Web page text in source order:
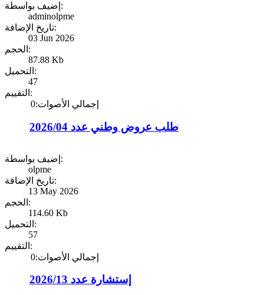
إضيف بواسطة:
adminolpme
تاريخ الإضافة:
03 Jun 2026
الحجم:
87.88 Kb
التحميل:
47
التقييم:
إجمالي الأصوات:0
طلب عروض وطني عدد 2026/04
إضيف بواسطة:
olpme
تاريخ الإضافة:
13 May 2026
الحجم:
114.60 Kb
التحميل:
57
التقييم:
إجمالي الأصوات:0
إستشارة عدد 2026/13